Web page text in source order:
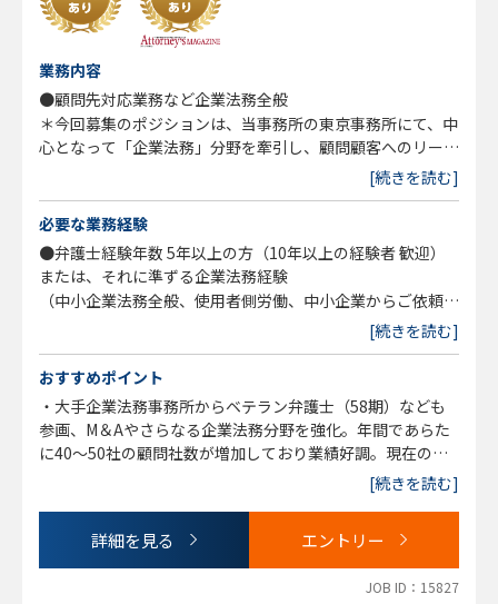
業務内容
●顧問先対応業務など企業法務全般
＊今回募集のポジションは、当事務所の東京事務所にて、中
心となって「企業法務」分野を牽引し、顧問顧客へのリーガ
ルサービス全般に対応していただく方を募集します。また、
経験の浅いメンバーの教育・指導も行って頂きたいと考えて
います。
[続きを読む]
必要な業務経験
●弁護士経験年数 5年以上の方（10年以上の経験者 歓迎）
または、それに準ずる企業法務経験
（中小企業法務全般、使用者側労働、中小企業からご依頼の
民事事件など経験が幅広にある方のフィット感が高いと考え
☆顧客の関係値をさらに高めたり、あらたな顧客開拓に積極
的に取り組むマインドと行動力をお持ちの方
[続きを読む]
おすすめポイント
・大手企業法務事務所からベテラン弁護士（58期）なども
参画、M＆Aやさらなる企業法務分野を強化。年間であらた
に40～50社の顧問社数が増加しており業績好調。現在の顧
・在籍３年経過後は、弁護士が希望する勤務地に支店を出
・海外留学など、自ら目標とする弁護士に近づくための支援
[続きを読む]
詳細を見る エントリー
JOB ID：15827